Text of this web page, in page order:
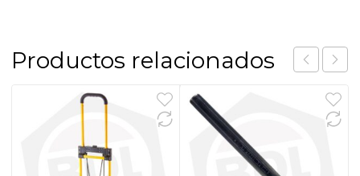
Productos relacionados